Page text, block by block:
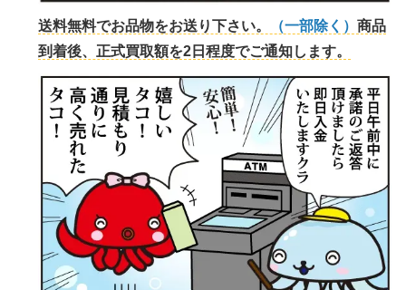
送料無料でお品物をお送り下さい。 （一部除く） 商品
到着後、正式買取額を2日程度でご通知します。